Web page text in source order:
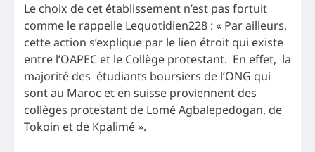
Le choix de cet établissement n’est pas fortuit
comme le rappelle Lequotidien228 : « Par ailleurs,
cette action s’explique par le lien étroit qui existe
entre l’OAPEC et le Collège protestant. En effet, la
majorité des étudiants boursiers de l’ONG qui
sont au Maroc et en suisse proviennent des
collèges protestant de Lomé Agbalepedogan, de
Tokoin et de Kpalimé ».